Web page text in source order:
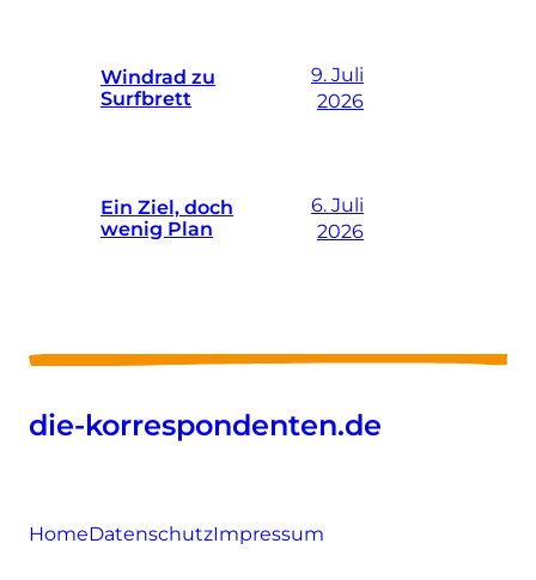
Windrad zu
Surfbrett
9. Juli
2026
Ein Ziel, doch
wenig Plan
6. Juli
2026
die-korrespondenten.de
HomeDatenschutzImpressum